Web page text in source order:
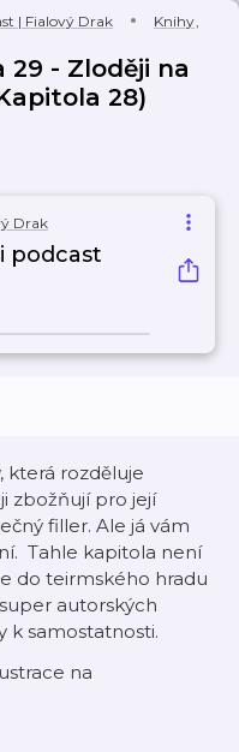
| Fialový Drak Knihy,
29 - Zloději na
28)
Drak
podcast
která rozděluje
zbožňují pro její
filler. Ale já vám
Tahle kapitola není
do teirmského hradu
autorských
k samostatnosti.
na